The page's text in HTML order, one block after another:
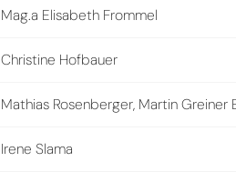
Mag.a Elisabeth Frommel
Christine Hofbauer
Mathias Rosenberger, Martin Greiner
Irene Slama